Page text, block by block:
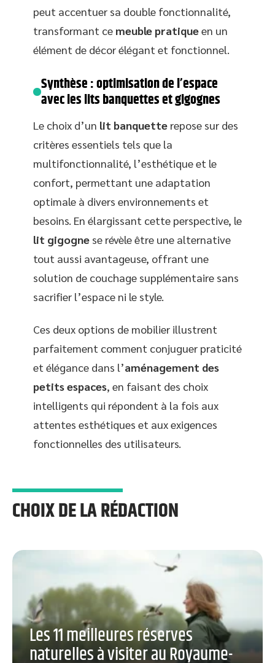
peut accentuer sa double fonctionnalité,
transformant ce meuble pratiqueen un
élément de décor élégant et fonctionnel.
Synthèse : optimisation de l’espace
avec les lits banquettes et gigognes
Le choix d’un lit banquette repose sur des
critères essentiels tels que la
multifonctionnalité, l’esthétique et le
confort, permettant une adaptation
optimale à divers environnements et
besoins. En élargissant cette perspective, le
lit gigogne se révèle être une alternative
tout aussi avantageuse, offrant une
solution de couchage supplémentaire sans
sacrifier l’espace ni le style.
Ces deux options de mobilier illustrent
parfaitement comment conjuguer praticité
et élégance dans l’aménagement des
petits espaces, en faisant des choix
intelligents qui répondent à la fois aux
attentes esthétiques et aux exigences
fonctionnelles des utilisateurs.
CHOIX DE LA RÉDACTION
Les 11 meilleures réserves
naturelles à visiter au Royaume-